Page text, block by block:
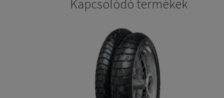
Kapcsolódó termékek